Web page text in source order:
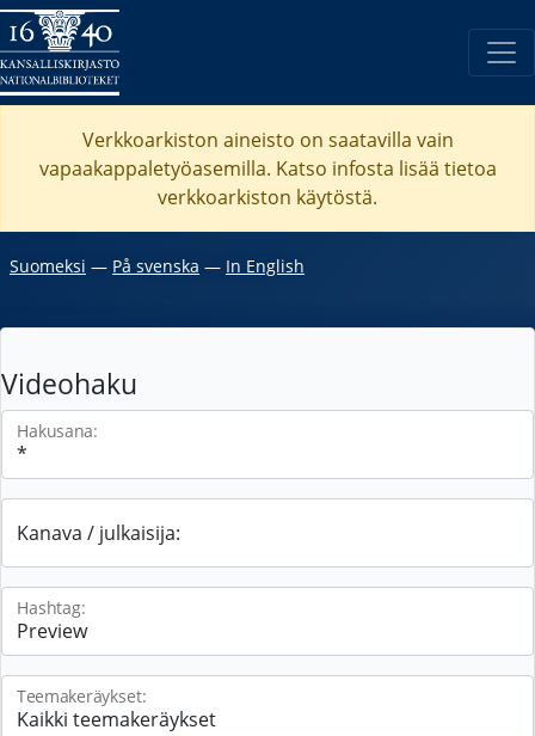
Verkkoarkiston aineisto on saatavilla vain
vapaakappaletyöasemilla. Katso infosta lisää tietoa
verkkoarkiston käytöstä.
Suomeksi ― På svenska ― In English
Videohaku
Hakusana:
Kanava / julkaisija:
Hashtag:
Teemakeräykset: